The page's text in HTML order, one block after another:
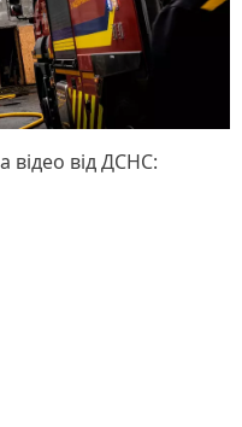
відео від ДСНС: